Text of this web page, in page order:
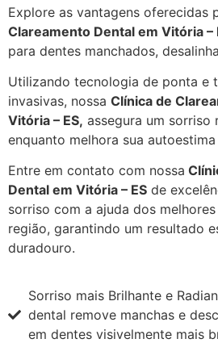
Explore as vantagens oferecidas
Clareamento Dental em Vitória –
para dentes manchados,
Utilizando tecnologia de ponta e
invasivas, nossa Clínica de
Vitória – ES, assegura um sorriso
enquanto melhora sua
Entre em contato com nossa
Dental em Vitória – ES de
sorriso com a ajuda dos
região, garantindo um resultado
duradouro.
Sorriso mais Brilhante e
dental remove manchas e
em dentes visivelmente mais